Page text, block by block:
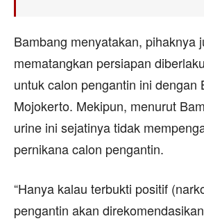
Bambang menyatakan, pihaknya
mematangkan persiapan
untuk calon pengantin ini dengan
Mojokerto. Mekipun, menurut
urine ini sejatinya tidak
pernikana calon pengantin.
“Hanya kalau terbukti positif
pengantin akan